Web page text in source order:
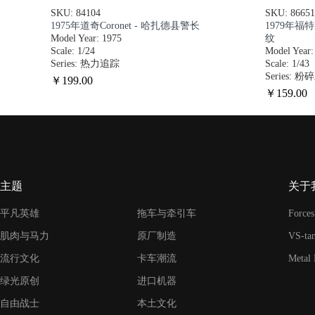
SKU: 84104
1975年道奇Coronet - 哈扎德县警长
Model Year: 1975
Scale: 1/24
Series: 热力追踪
￥ 199.00
SKU: 86651
1979年福
纹
Model
Scale: 1/43
Series: 粉
￥ 159.00
主题
平凡英雄 拖车与牵引车
肌肉与马力 原厂制造
流行文化 卡车潮流
绿光原创 进口机器
自由战士 本土文化
关于
VS-
Metal